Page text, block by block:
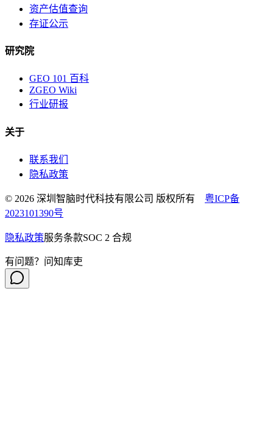
资产估值查询
存证公示
研究院
GEO 101 百科
ZGEO Wiki
行业研报
关于
联系我们
隐私政策
© 2026 深圳智脑时代科技有限公司 版权所有 粤ICP备
2023101390号
隐私政策服务条款SOC 2 合规
有问题？问知库吏